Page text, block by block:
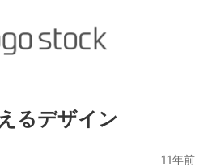
るデザイン
11年前